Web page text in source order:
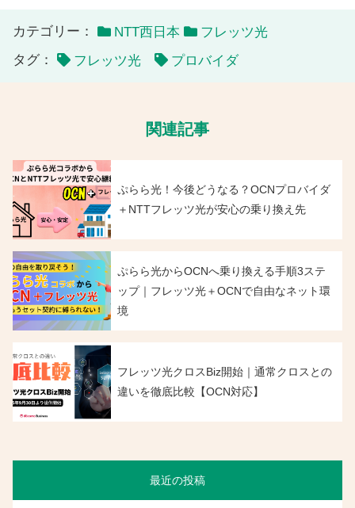
カテゴリー： NTT西日本
フレッツ光
タグ：
フレッツ光 プロバイダ
関連記事
ぷらら光！今後どうなる？OCNプロバイダ
＋NTTフレッツ光が安心の乗り換え先
ぷらら光からOCNへ乗り換える手順3ステ
ップ｜フレッツ光＋OCNで自由なネット環
境
フレッツ光クロスBiz開始｜通常クロスとの
違いを徹底比較【OCN対応】
最近の投稿